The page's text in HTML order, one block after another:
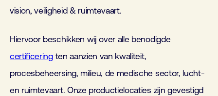
vision, veiligheid & ruimtevaart.
Hiervoor beschikken wij over alle benodigde
certificeringten aanzien van kwaliteit,
procesbeheersing, milieu, de medische sector, lucht-
en ruimtevaart. Onze productielocaties zijn gevestigd